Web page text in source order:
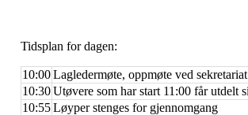
Tidsplan for dagen:
10:00Lagledermøte, oppmøte ved sekretariat
10:30Utøvere som har start 11:00 får utdelt
10:55Løyper stenges for gjennomgang